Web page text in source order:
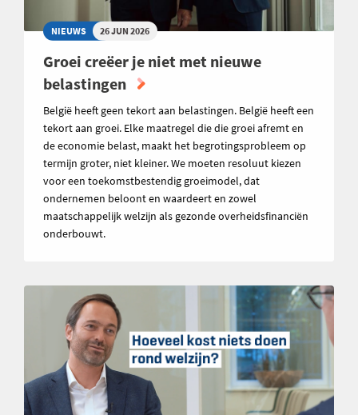
NIEUWS 26 JUN 2026
Groei creëer je niet met nieuwe
belastingen
België heeft geen tekort aan belastingen. België heeft een
tekort aan groei. Elke maatregel die die groei afremt en
de economie belast, maakt het begrotingsprobleem op
termijn groter, niet kleiner. We moeten resoluut kiezen
voor een toekomstbestendig groeimodel, dat
ondernemen beloont en waardeert en zowel
maatschappelijk welzijn als gezonde overheidsfinanciën
onderbouwt.